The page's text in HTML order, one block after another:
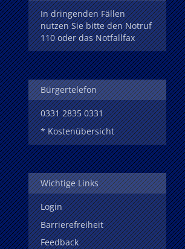
In dringenden Fällen
nutzen Sie bitte den Notruf
110 oder das Notfallfax
Bürgertelefon
0331 2835 0331
* Kostenübersicht
Wichtige Links
Login
Barrierefreiheit
Feedback